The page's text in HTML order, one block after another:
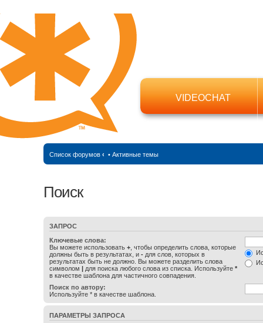
VIDEOCHAT
Список форумов ‹ • Активные темы
Поиск
ЗАПРОС
Ключевые слова:
Вы можете использовать +, чтобы определить слова, которые
должны быть в результатах, и -для слов, которых в
результатах быть не должно. Вы можете разделить слова
символом
для поиска любого слова из списка. Используйте *
в качестве шаблона для частичного совпадения.
Поиск по автору:
Используйте * в качестве шаблона.
ПАРАМЕТРЫ ЗАПРОСА